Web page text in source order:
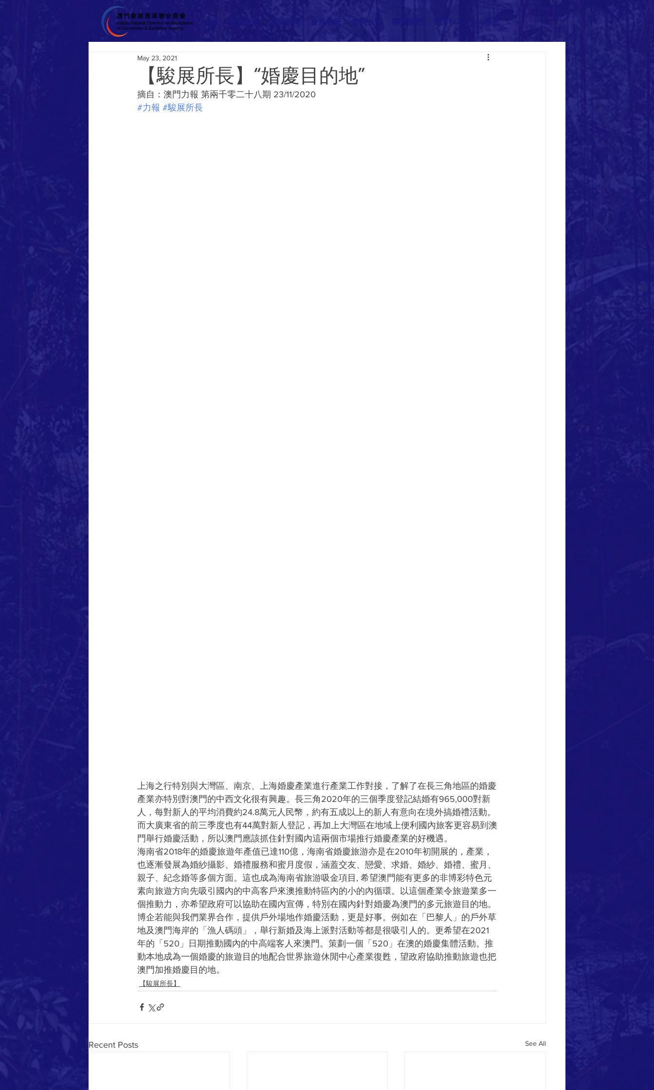
【駿展所長】“婚慶目的地”
May 23, 2021
摘自：澳門力報 第兩千零二十八期 23/11/2020
#力報 #駿展所長
上海之行特別與大灣區、南京、上海婚慶產業進行產業工作對接，了解了在長三角地區的婚慶
產業亦特別對澳門的中西文化很有興趣。長三角2020年的三個季度登記結婚有965,000對新
人，每對新人的平均消費約24.8萬元人民幣，約有五成以上的新人有意向在境外搞婚禮活動。
而大廣東省的前三季度也有44萬對新人登記，再加上大灣區在地域上便利國內旅客更容易到澳
門舉行婚慶活動，所以澳門應該抓住針對國內這兩個市場推行婚慶產業的好機遇。
海南省2018年的婚慶旅遊年產值已達110億，海南省婚慶旅游亦是在2010年初開展的，產業，
也逐漸發展為婚紗攝影、婚禮服務和蜜月度假，涵蓋交友、戀愛、求婚、婚紗、婚禮、蜜月、
親子、紀念婚等多個方面。這也成為海南省旅游吸金項目, 希望澳門能有更多的非博彩特色元
素向旅遊方向先吸引國內的中高客戶來澳推動特區內的小的內循環。以這個產業令旅遊業多一
個推動力，亦希望政府可以協助在國內宣傳，特別在國內針對婚慶為澳門的多元旅遊目的地。
博企若能與我們業界合作，提供戶外場地作婚慶活動，更是好事。例如在「巴黎人」的戶外草
地及澳門海岸的「漁人碼頭」，舉行新婚及海上派對活動等都是很吸引人的。更希望在2021
年的「520」日期推動國內的中高端客人來澳門。策劃一個「520」在澳的婚慶集體活動。推
動本地成為一個婚慶的旅遊目的地配合世界旅遊休閒中心產業復甦，望政府協助推動旅遊也把
澳門加推婚慶目的地。
【駿展所長】
Recent Posts See All